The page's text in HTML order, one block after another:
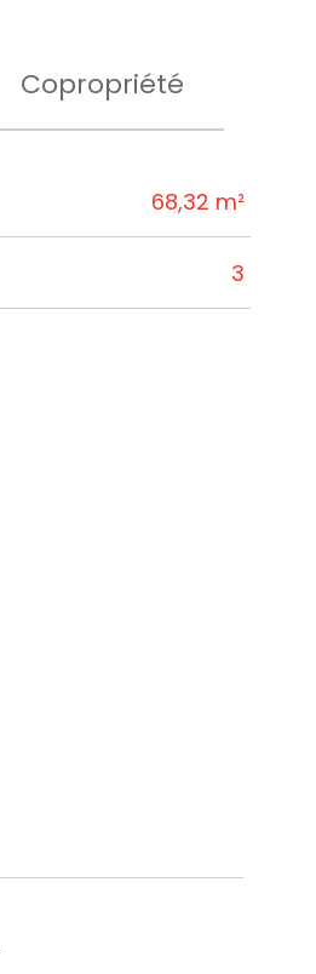
Copropriété
68,32 m²
3